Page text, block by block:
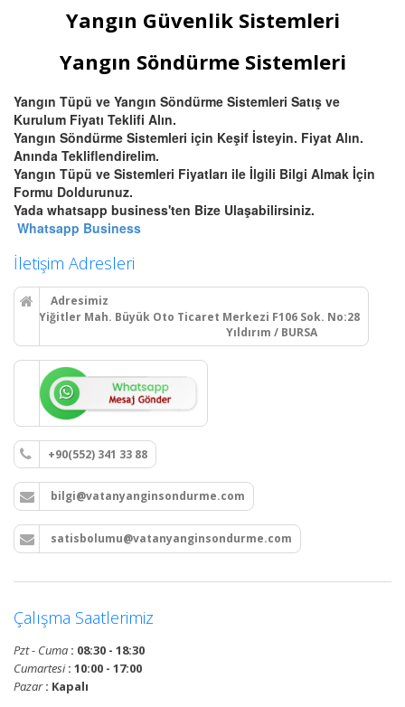
Yangın Güvenlik Sistemleri
Yangın Söndürme Sistemleri
Yangın Tüpü ve Yangın Söndürme Sistemleri Satış ve
Kurulum Fiyatı Teklifi Alın.
Yangın Söndürme Sistemleri için Keşif İsteyin. Fiyat Alın.
Anında Tekliflendirelim.
Yangın Tüpü ve Sistemleri Fiyatları ile İlgili Bilgi Almak İçin
Formu Doldurunuz.
Yada whatsapp business'ten Bize Ulaşabilirsiniz.
Whatsapp Business
İletişim Adresleri
Adresimiz
Yiğitler Mah. Büyük Oto Ticaret Merkezi F106 Sok. No:28
Yıldırım / BURSA
+90(552) 341 33 88
bilgi@vatanyanginsondurme.com
satisbolumu@vatanyanginsondurme.com
Çalışma Saatlerimiz
Pzt - Cuma : 08:30 - 18:30
Cumartesi: 10:00 - 17:00
Pazar: Kapalı